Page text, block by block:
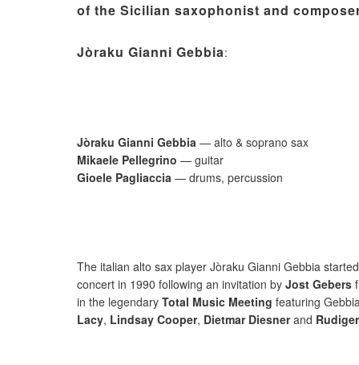
of the Sicilian saxophonist and
Jòraku Gianni Gebbia:
Jòraku Gianni Gebbia — alto & soprano sax
Mikaele Pellegrino — guitar
Gioele Pagliaccia — drums, percussion
The italian alto sax player Jòraku Gianni Gebbia
concert in 1990 following an invitation by Jost Gebers
in the legendary Total Music Meeting featuring
Lacy, Lindsay Cooper, Dietmar Diesnerand